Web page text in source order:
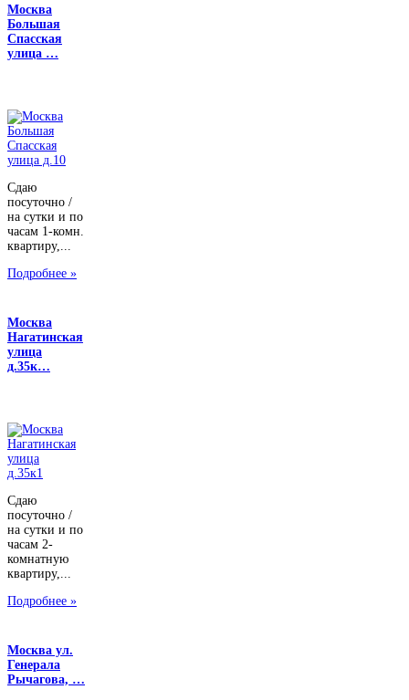
Москва
Большая
Спасская
улица …
Сдаю
посуточно /
на сутки и по
часам 1-комн.
квартиру,...
Подробнее »
Москва
Нагатинская
улица
д.35к…
Сдаю
посуточно /
на сутки и по
часам 2-
комнатную
квартиру,...
Подробнее »
Москва ул.
Генерала
Рычагова, …